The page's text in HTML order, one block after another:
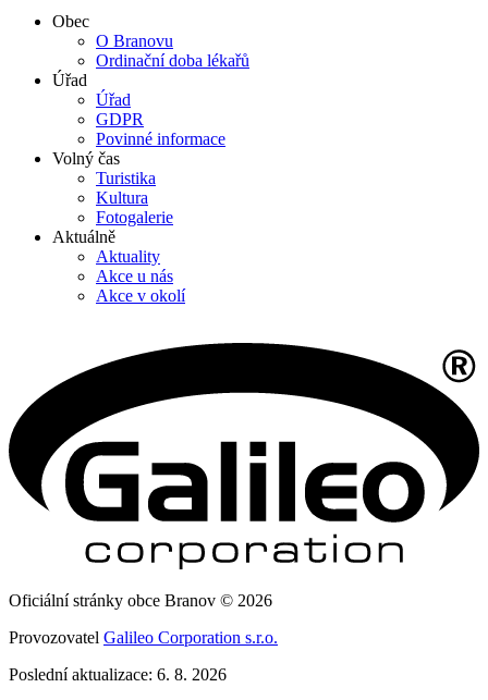
Obec
O Branovu
Ordinační doba lékařů
Úřad
Úřad
GDPR
Povinné informace
Volný čas
Turistika
Kultura
Fotogalerie
Aktuálně
Aktuality
Akce u nás
Akce v okolí
Oficiální stránky obce Branov © 2026
Provozovatel Galileo Corporation s.r.o.
Poslední aktualizace: 6. 8. 2026